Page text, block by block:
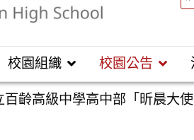
校園組織 校園公告
百齡高級中學高中部「昕晨大